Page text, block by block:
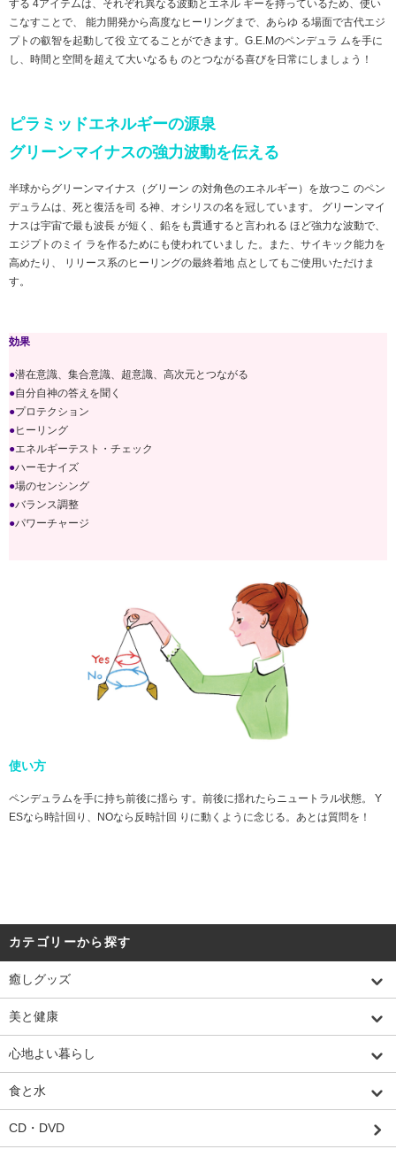
する 4アイテムは、それぞれ異なる波動とエネル ギーを持っているため、使い
こなすことで、 能力開発から高度なヒーリングまで、あらゆ る場面で古代エジ
プトの叡智を起動して役 立てることができます。G.E.Mのペンデュラ ムを手に
し、時間と空間を超えて大いなるも のとつながる喜びを日常にしましょう！
ピラミッドエネルギーの源泉
グリーンマイナスの強力波動を伝える
半球からグリーンマイナス（グリーン の対角色のエネルギー）を放つこ のペン
デュラムは、死と復活を司 る神、オシリスの名を冠しています。 グリーンマイ
ナスは宇宙で最も波長 が短く、鉛をも貫通すると言われる ほど強力な波動で、
エジプトのミイ ラを作るためにも使われていまし た。また、サイキック能力を
高めたり、 リリース系のヒーリングの最終着地 点としてもご使用いただけま
す。
効果
●潜在意識、集合意識、超意識、高次元とつながる
●自分自神の答えを聞く
●プロテクション
●ヒーリング
●エネルギーテスト・チェック
●ハーモナイズ
●場のセンシング
●バランス調整
●パワーチャージ
使い方
ペンデュラムを手に持ち前後に揺ら す。前後に揺れたらニュートラル状態。 Y
ESなら時計回り、NOなら反時計回 りに動くように念じる。あとは質問を！
カテゴリーから探す
癒しグッズ
美と健康
心地よい暮らし
食と水
CD・DVD